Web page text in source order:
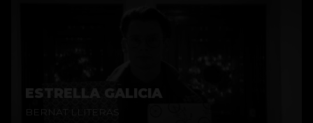
ESTRELLA GALICIA
BERNAT LLITERAS